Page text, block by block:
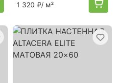
1 320 ₽/ м²